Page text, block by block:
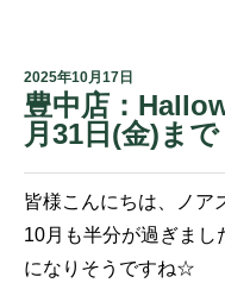
2025年10月17日
豊中店：
月31日(金)まで
皆様こんにちは、ノア
10月も半分が過ぎまし
になりそうですね☆